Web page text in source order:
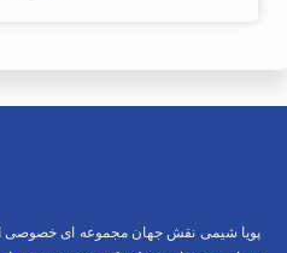
پویا شیمی نقش جهان مجموعه ای